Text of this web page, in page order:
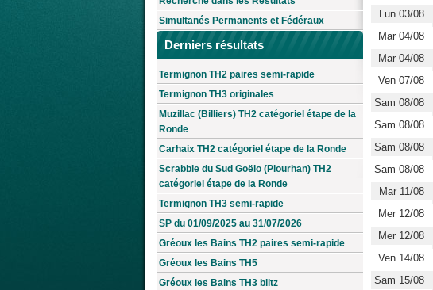
Simultanés Permanents et Fédéraux
Derniers résultats
Termignon TH2 paires semi-rapide
Termignon TH3 originales
Muzillac (Billiers) TH2 catégoriel étape de la
Ronde
Carhaix TH2 catégoriel étape de la Ronde
Scrabble du Sud Goëlo (Plourhan) TH2
catégoriel étape de la Ronde
Termignon TH3 semi-rapide
SP du 01/09/2025 au 31/07/2026
Gréoux les Bains TH2 paires semi-rapide
Gréoux les Bains TH5
Gréoux les Bains TH3 blitz
Lun 03/08
Mar 04/08
Mar 04/08
Ven 07/08
Sam 08/08
Sam 08/08
Sam 08/08
Sam 08/08
Mar 11/08
Mer 12/08
Mer 12/08
Ven 14/08
Sam 15/08